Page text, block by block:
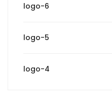
logo-6
logo-5
logo-4